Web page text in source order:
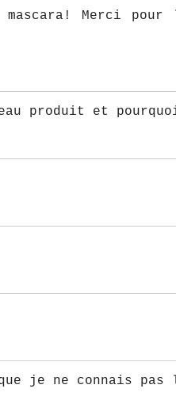
mascara! Merci
produit et
je ne connais pas